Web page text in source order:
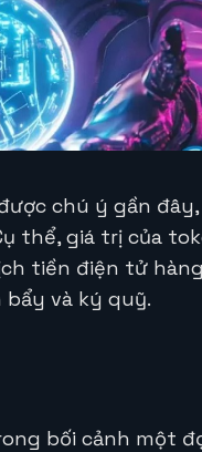
chú ý gần
thể, giá trị của
tiền điện tử
và ký quỹ.
bối cảnh một